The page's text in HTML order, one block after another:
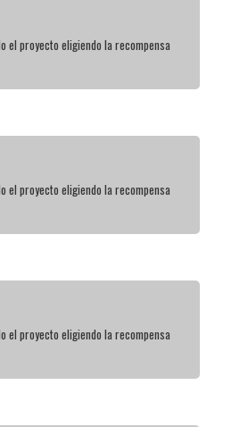
el proyecto eligiendo la recompensa
el proyecto eligiendo la recompensa
el proyecto eligiendo la recompensa